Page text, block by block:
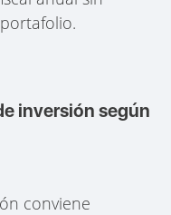
inversión según
conviene